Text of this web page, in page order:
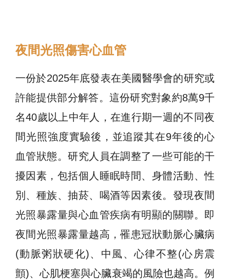
夜間光照傷害心血管
一份於2025年底發表在美國醫學會的研究或
許能提供部分解答。這份研究對象約8萬9千
名40歲以上中年人，在進行期一週的不同夜
間光照強度實驗後，並追蹤其在9年後的心
血管狀態。研究人員在調整了一些可能的干
擾因素，包括個人睡眠時間、身體活動、性
別、種族、抽菸、喝酒等因素後。發現夜間
光照暴露量與心血管疾病有明顯的關聯。即
夜間光照暴露量越高，罹患冠狀動脈心臟病
(動脈粥狀硬化)、中風、心律不整(心房震
顫)、心肌梗塞與心臟衰竭的風險也越高。例